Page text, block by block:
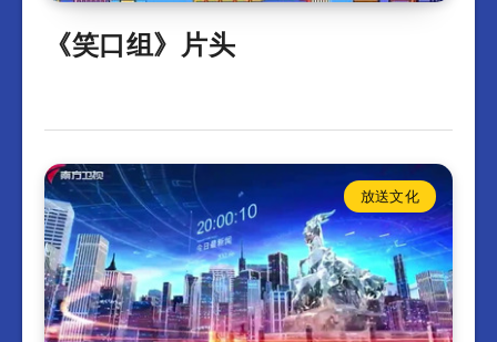
《笑口组》片头
放送文化